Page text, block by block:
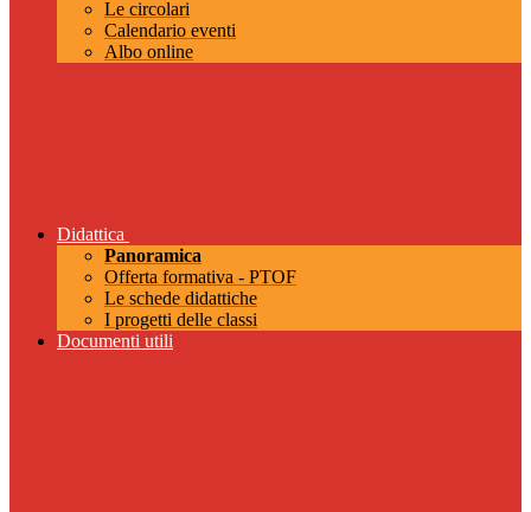
Le circolari
Calendario eventi
Albo online
Didattica
Panoramica
Offerta formativa - PTOF
Le schede didattiche
I progetti delle classi
Documenti utili